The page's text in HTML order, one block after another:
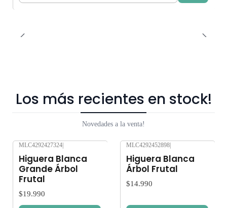
Los más recientes en stock!
Novedades a la venta!
MLC4292427324|
Higuera Blanca
Grande Árbol
Frutal
$19.990
MLC4292452898|
Higuera Blanca
Árbol Frutal
$14.990